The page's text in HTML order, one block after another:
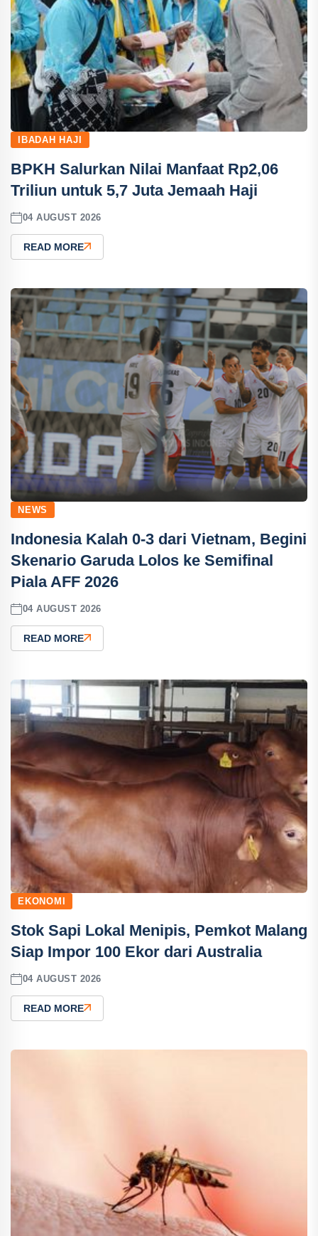
IBADAH HAJI
BPKH Salurkan Nilai Manfaat Rp2,06
Triliun untuk 5,7 Juta Jemaah Haji
04 AUGUST 2026
READ MORE
NEWS
Indonesia Kalah 0-3 dari Vietnam, Begini
Skenario Garuda Lolos ke Semifinal
Piala AFF 2026
04 AUGUST 2026
READ MORE
EKONOMI
Stok Sapi Lokal Menipis, Pemkot Malang
Siap Impor 100 Ekor dari Australia
04 AUGUST 2026
READ MORE